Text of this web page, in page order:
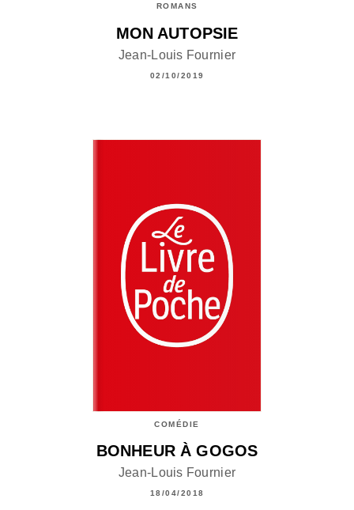
ROMANS
MON AUTOPSIE
Jean-Louis Fournier
02/10/2019
COMÉDIE
BONHEUR À GOGOS
Jean-Louis Fournier
18/04/2018